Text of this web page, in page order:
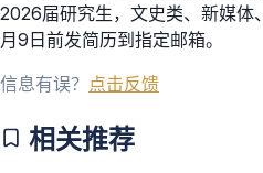
2026届研究生，文史类、新媒体
月9日前发简历到指定邮箱。
信息有误？ 点击反馈
相关推荐